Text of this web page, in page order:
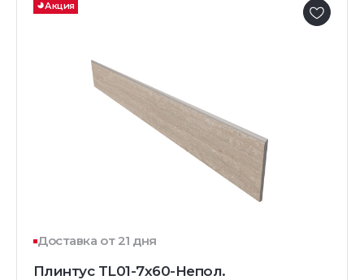
Акция
Доставка от 21 дня
Плинтус TL01-7x60-Непол.